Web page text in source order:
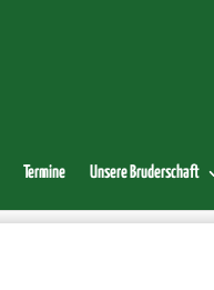
Termine Unsere Bruderschaft